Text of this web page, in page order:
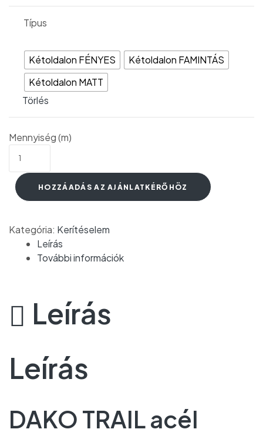
Típus
Kétoldalon FÉNYES
Kétoldalon FAMINTÁS
Kétoldalon MATT
Törlés
Mennyiség (m)
HOZZÁADÁS AZ AJÁNLATKÉRŐHÖZ
Kategória: Kerítéselem
Leírás
További információk
Leírás
Leírás
DAKO TRAIL acél